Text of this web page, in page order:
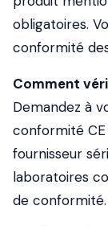
obligatoires.
conformité
Comment
Demandez à
conformité
fournisseur
laboratoires
de conformité.